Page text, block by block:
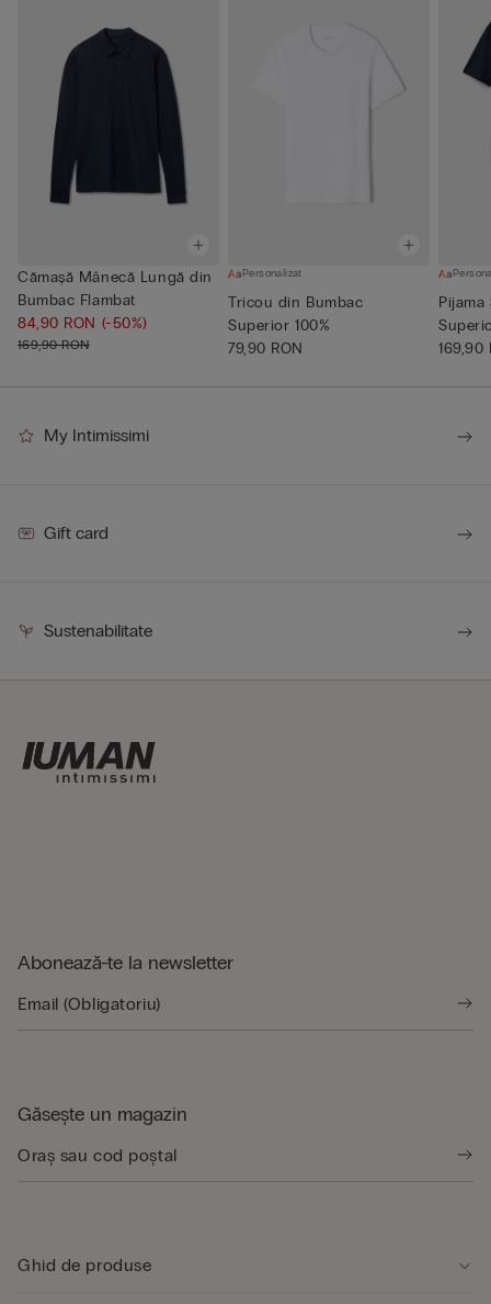
Cămașă Mânecă Lungă din
Bumbac Flambat
84,90 RON (-50%)
169,90 RON
Personalizat
Tricou din Bumbac
Superior 100%
79,90 RON
169,90
My Intimissimi
Gift card
Sustenabilitate
Abonează-te la newsletter
Găsește un magazin
Ghid de produse